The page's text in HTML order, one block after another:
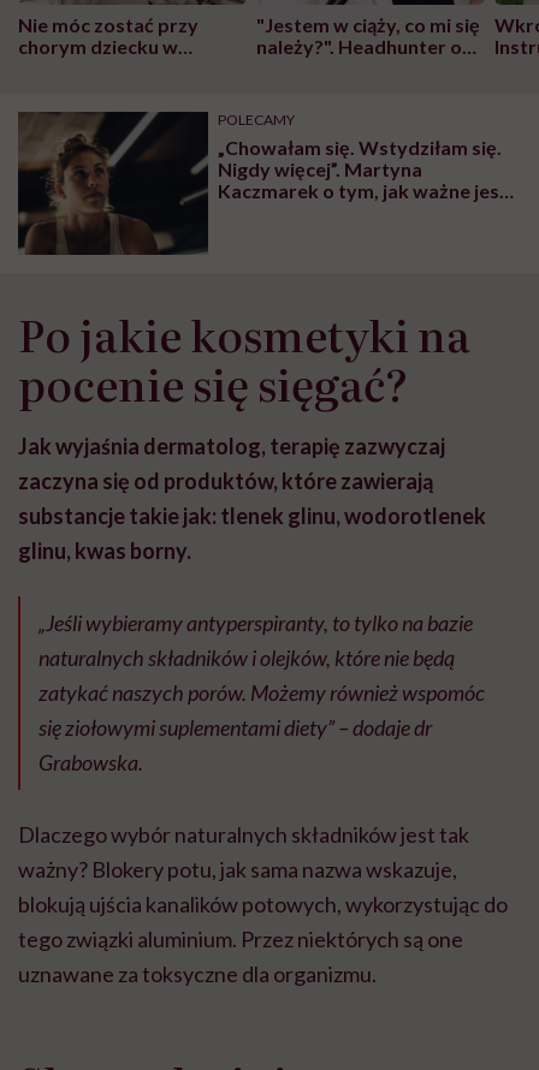
Nie móc zostać przy
chorym dziecku w
może chyba tylko
głupota i brak
wyobraźni"
"Jestem w ciąży, co mi się
należy?". Headhunter o
pracy
POLECAMY
„Chowałam się. Wstydziłam się.
Nigdy więcej”. Martyna
Kaczmarek o tym, jak ważne jest
Po jakie kosmetyki na
pocenie się sięgać?
Jak wyjaśnia dermatolog, terapię zazwyczaj
zaczyna się od produktów, które zawierają
substancje takie jak: tlenek glinu, wodorotlenek
glinu, kwas borny.
„Jeśli wybieramy antyperspiranty, to tylko na bazie
naturalnych składników i olejków, które nie będą
zatykać naszych porów. Możemy również wspomóc
się ziołowymi suplementami diety” – dodaje dr
Grabowska.
Dlaczego wybór naturalnych składników jest tak
ważny? Blokery potu, jak sama nazwa wskazuje,
blokują ujścia kanalików potowych, wykorzystując do
tego związki aluminium. Przez niektórych są one
uznawane za toksyczne dla organizmu.